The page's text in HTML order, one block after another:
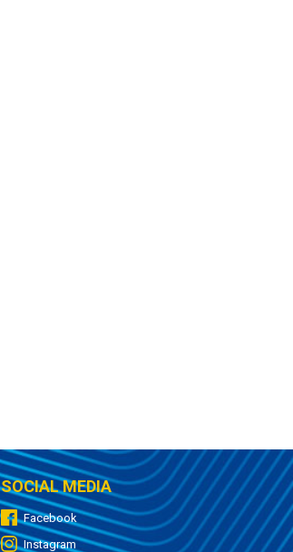
SOCIAL MEDIA
Facebook
Instagram